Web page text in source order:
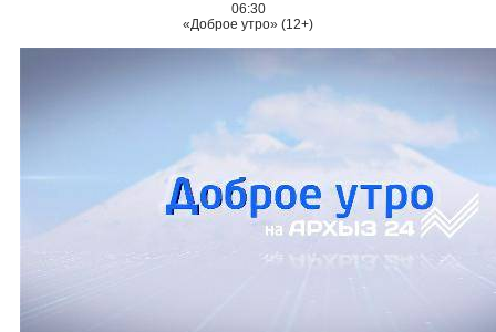
06:30
«Доброе утро» (12+)